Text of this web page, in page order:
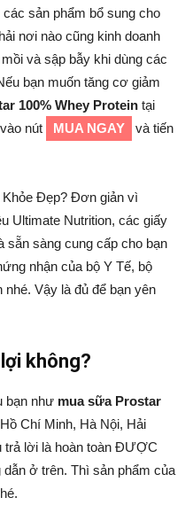
sản phẩm bổ sung cho
nơi nào cũng kinh doanh
và sập bẫy khi dùng các
bạn muốn tăng cơ giảm
100% Whey Protein tại
nút MUA NGAY
và tiến
Khỏe Đẹp? Đơn giản vì
Ultimate Nutrition, các giấy
sẵn sàng cung cấp cho bạn
nhận của bộ Y Tế, bộ
Vậy là đủ để bạn yên
không?
bạn như mua sữa Prostar
Chí Minh, Hà Nội, Hải
trả lời là hoàn toàn ĐƯỢC
ở trên. Thì sản phẩm của